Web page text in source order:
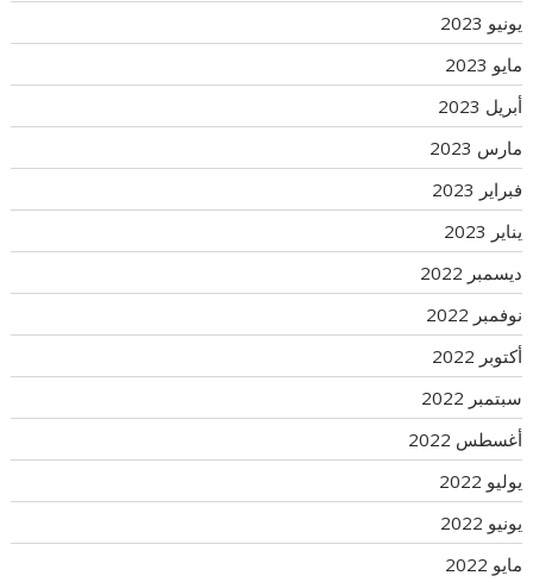
يونيو 2023
مايو 2023
أبريل 2023
مارس 2023
فبراير 2023
يناير 2023
ديسمبر 2022
نوفمبر 2022
أكتوبر 2022
سبتمبر 2022
أغسطس 2022
يوليو 2022
يونيو 2022
مايو 2022